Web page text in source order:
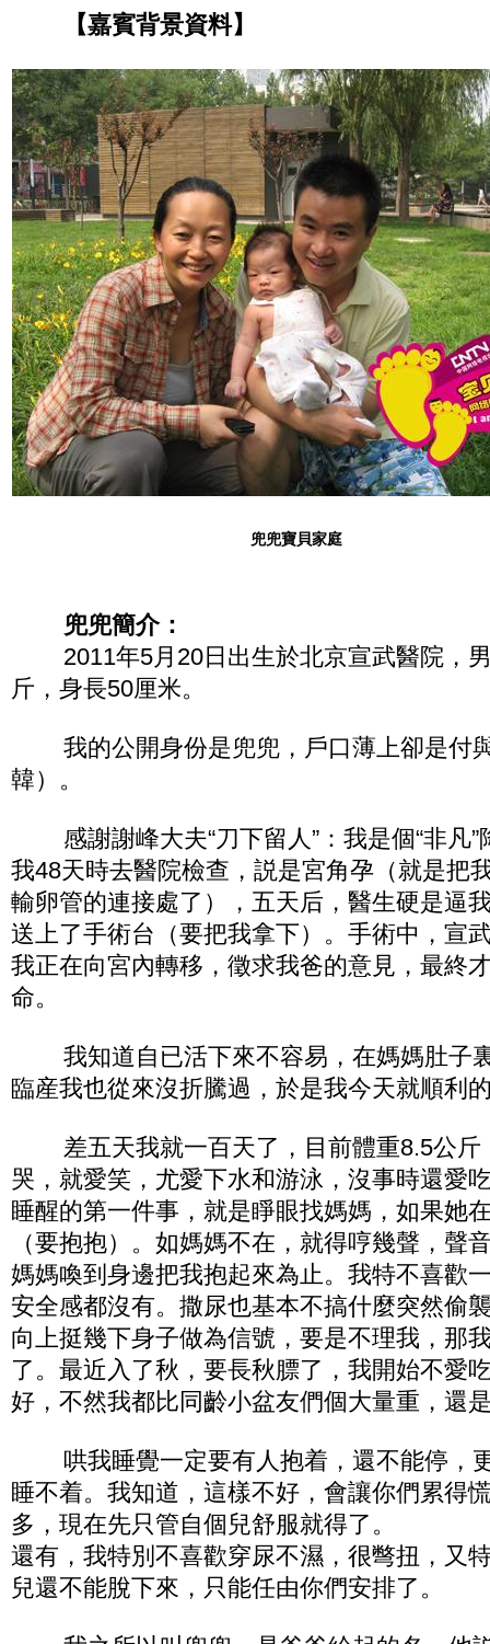
【嘉賓背景資料】
兜兜寶貝家庭
兜兜簡介：
2011年5月20日出生於北京宣武醫院，
斤，身長50厘米。
我的公開身份是兜兜，戶口薄上卻是付
韓）。
感謝謝峰大夫“刀下留人”：我是個“非凡
我48天時去醫院檢查，説是宮角孕（就是把
輸卵管的連接處了），五天后，醫生硬是逼
送上了手術台（要把我拿下）。手術中，宣
我正在向宮內轉移，徵求我爸的意見，最終
命。
我知道自已活下來不容易，在媽媽肚子
臨産我也從來沒折騰過，於是我今天就順利
差五天我就一百天了，目前體重8.5公
哭，就愛笑，尤愛下水和游泳，沒事時還愛
睡醒的第一件事，就是睜眼找媽媽，如果她
（要抱抱）。如媽媽不在，就得哼幾聲，聲
媽媽喚到身邊把我抱起來為止。我特不喜歡
安全感都沒有。撒尿也基本不搞什麼突然偷
向上挺幾下身子做為信號，要是不理我，那
了。最近入了秋，要長秋膘了，我開始不愛
好，不然我都比同齡小盆友們個大量重，還
哄我睡覺一定要有人抱着，還不能停，
睡不着。我知道，這樣不好，會讓你們累得
多，現在先只管自個兒舒服就得了。
還有，我特別不喜歡穿尿不濕，很彆扭，又
兒還不能脫下來，只能任由你們安排了。